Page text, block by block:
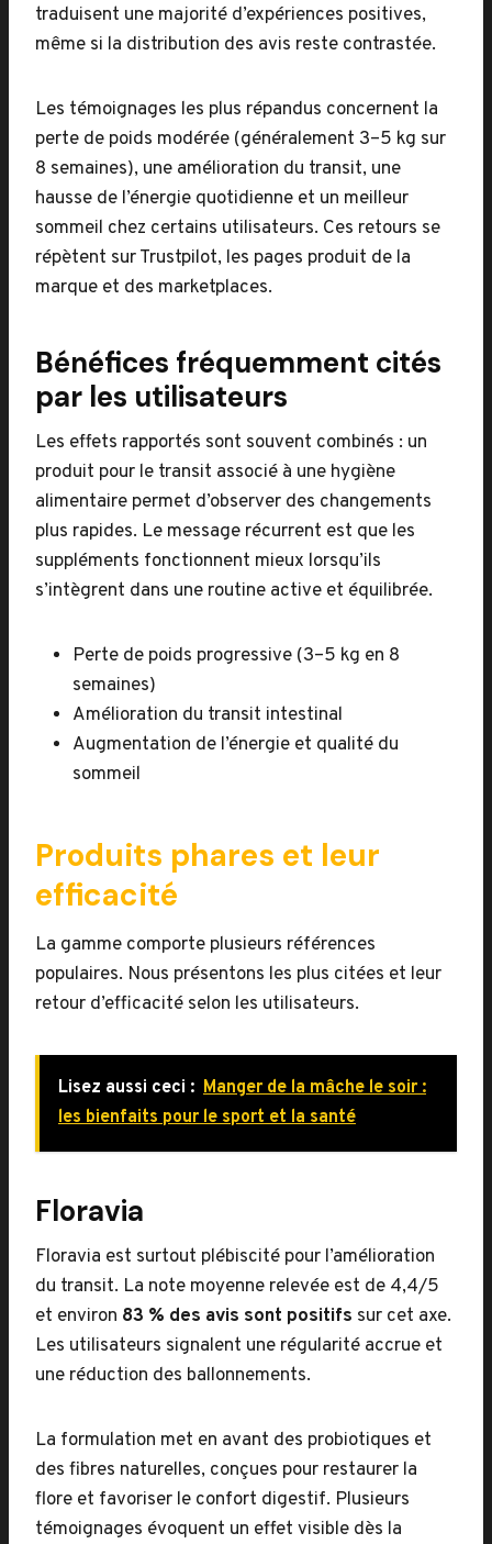
traduisent une majorité d’expériences positives,
même si la distribution des avis reste contrastée.
Les témoignages les plus répandus concernent la
perte de poids modérée (généralement 3–5 kg sur
8 semaines), une amélioration du transit, une
hausse de l’énergie quotidienne et un meilleur
sommeil chez certains utilisateurs. Ces retours se
répètent sur Trustpilot, les pages produit de la
marque et des marketplaces.
Bénéfices fréquemment cités
par les utilisateurs
Les effets rapportés sont souvent combinés : un
produit pour le transit associé à une hygiène
alimentaire permet d’observer des changements
plus rapides. Le message récurrent est que les
suppléments fonctionnent mieux lorsqu’ils
s’intègrent dans une routine active et équilibrée.
Perte de poids progressive (3–5 kg en 8
semaines)
Amélioration du transit intestinal
Augmentation de l’énergie et qualité du
sommeil
Produits phares et leur
efficacité
La gamme comporte plusieurs références
populaires. Nous présentons les plus citées et leur
retour d’efficacité selon les utilisateurs.
Lisez aussi ceci : Manger de la mâche le soir :
les bienfaits pour le sport et la santé
Floravia
Floravia est surtout plébiscité pour l’amélioration
du transit. La note moyenne relevée est de 4,4/5
et environ 83 % des avis sont positifs sur cet axe.
Les utilisateurs signalent une régularité accrue et
une réduction des ballonnements.
La formulation met en avant des probiotiques et
des fibres naturelles, conçues pour restaurer la
flore et favoriser le confort digestif. Plusieurs
témoignages évoquent un effet visible dès la